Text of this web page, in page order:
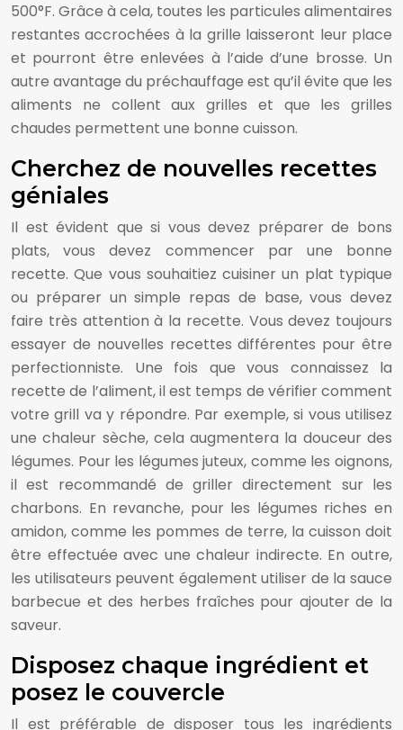
500°F. Grâce à cela, toutes les particules alimentaires
restantes accrochées à la grille laisseront leur place
et pourront être enlevées à l’aide d’une brosse. Un
autre avantage du préchauffage est qu’il évite que les
aliments ne collent aux grilles et que les grilles
chaudes permettent une bonne cuisson.
Cherchez de nouvelles recettes
géniales
Il est évident que si vous devez préparer de bons
plats, vous devez commencer par une bonne
recette. Que vous souhaitiez cuisiner un plat typique
ou préparer un simple repas de base, vous devez
faire très attention à la recette. Vous devez toujours
essayer de nouvelles recettes différentes pour être
perfectionniste. Une fois que vous connaissez la
recette de l’aliment, il est temps de vérifier comment
votre grill va y répondre. Par exemple, si vous utilisez
une chaleur sèche, cela augmentera la douceur des
légumes. Pour les légumes juteux, comme les oignons,
il est recommandé de griller directement sur les
charbons. En revanche, pour les légumes riches en
amidon, comme les pommes de terre, la cuisson doit
être effectuée avec une chaleur indirecte. En outre,
les utilisateurs peuvent également utiliser de la sauce
barbecue et des herbes fraîches pour ajouter de la
saveur.
Disposez chaque ingrédient et
posez le couvercle
Il est préférable de disposer tous les ingrédients